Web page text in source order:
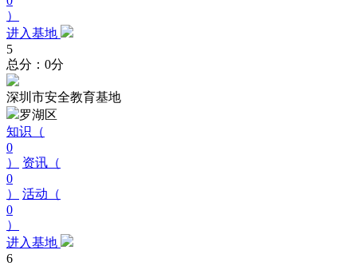
）
进入基地
5
总分：0分
深圳市安全教育基地
罗湖区
知识（
0
）
资讯（
0
）
活动（
0
）
进入基地
6